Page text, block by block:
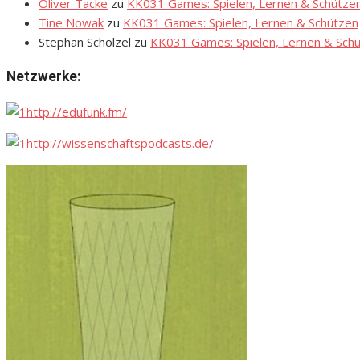
Tine Nowak zu KK031 Games: Spielen, Lernen & Schützen
Stephan Schölzel zu KK031 Games: Spielen, Lernen &
Netzwerke:
http://edufunk.fm/
http://wissenschaftspodcasts.de/